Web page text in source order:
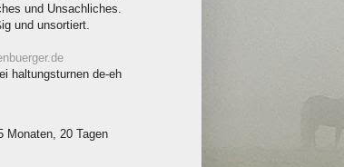
und Unsachliches.
und unsortiert.
haltungsturnen de-eh
Monaten, 20 Tagen